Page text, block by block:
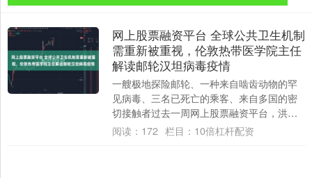
网上股票融资平台 全球公共卫生机制
需重新被重视，伦敦热带医学院主任
解读邮轮汉坦病毒疫情
一艘极地探险邮轮、一种来自啮齿动物的罕
见病毒、三名已死亡的乘客、来自多国的密
切接触者过去一周网上股票融资平台，洪迪
厄斯（MV Hondius）号邮轮汉坦病毒疫情....
阅读： 172 栏目： 10倍杠杆配资